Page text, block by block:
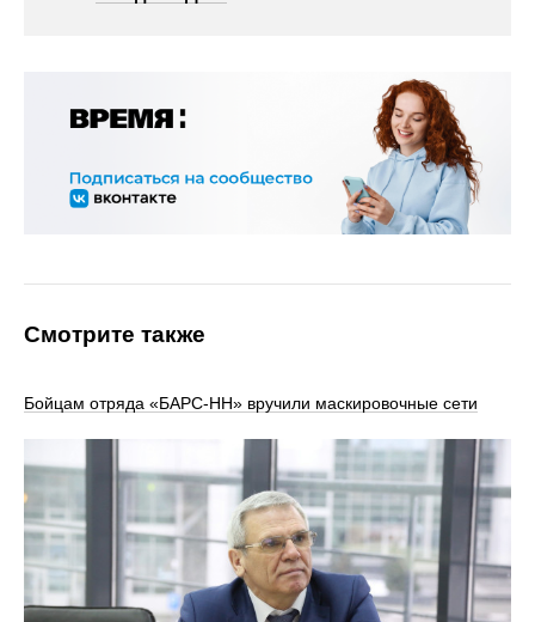
Смотрите также
Бойцам отряда «БАРС-НН» вручили маскировочные сети